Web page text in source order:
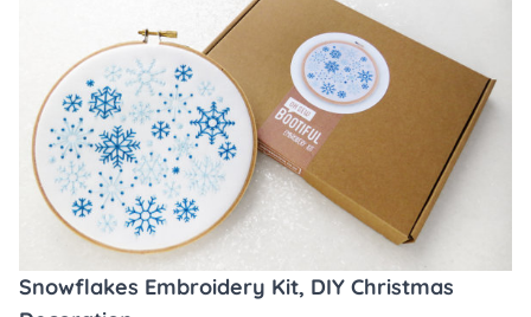
Snowflakes Embroidery Kit, DIY Christmas